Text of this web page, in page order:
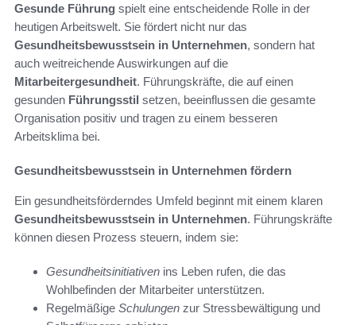
Gesunde Führung spielt eine entscheidende Rolle in der
heutigen Arbeitswelt. Sie fördert nicht nur das
Gesundheitsbewusstsein in Unternehmen, sondern hat
auch weitreichende Auswirkungen auf die
Mitarbeitergesundheit. Führungskräfte, die auf einen
gesunden Führungsstil setzen, beeinflussen die gesamte
Organisation positiv und tragen zu einem besseren
Arbeitsklima bei.
Gesundheitsbewusstsein in Unternehmen fördern
Ein gesundheitsförderndes Umfeld beginnt mit einem klaren
Gesundheitsbewusstsein in Unternehmen. Führungskräfte
können diesen Prozess steuern, indem sie:
Gesundheitsinitiativen ins Leben rufen, die das
Wohlbefinden der Mitarbeiter unterstützen.
Regelmäßige Schulungen zur Stressbewältigung und